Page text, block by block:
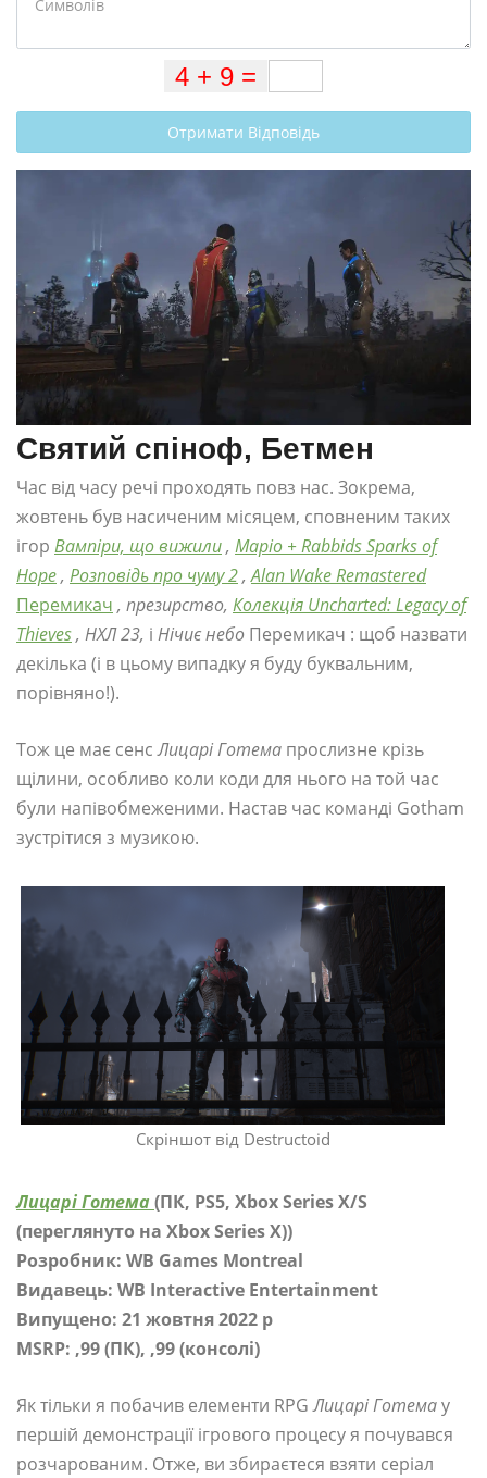
Отримати Відповідь
Святий спіноф, Бетмен
Час від часу речі проходять повз нас. Зокрема,
жовтень був насиченим місяцем, сповненим таких
ігор Вампіри, що вижили, Маріо + Rabbids Sparks of
Hope, Розповідь про чуму 2,Alan Wake Remastered
Перемикач , презирство, Колекція Uncharted: Legacy of
Thieves, НХЛ 23, і Нічиє небо Перемикач : щоб назвати
декілька (і в цьому випадку я буду буквальним,
порівняно!).
Тож це має сенсЛицарі Готема прослизне крізь
щілини, особливо коли коди для нього на той час
були напівобмеженими. Настав час команді Gotham
зустрітися з музикою.
Скріншот від Destructoid
Лицарі Готема (ПК, PS5, Xbox Series X/S
(переглянуто на Xbox Series X))
Розробник: WB Games Montreal
Видавець: WB Interactive Entertainment
Випущено: 21 жовтня 2022 р
MSRP: ,99 (ПК), ,99 (консолі)
Як тільки я побачив елементи RPGЛицарі Готемау
першій демонстрації ігрового процесу я почувався
розчарованим. Отже, ви збираєтеся взяти серіал